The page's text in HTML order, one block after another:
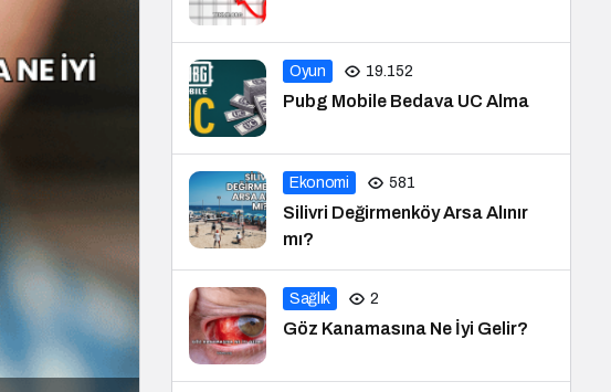
Oyun 19.152
Pubg Mobile Bedava UC Alma
Ekonomi 581
Silivri Değirmenköy Arsa Alınır
mı?
Sağlık 2
Göz Kanamasına Ne İyi Gelir?